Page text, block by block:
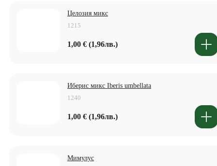
Целозия микс
1215
1,00 € (1,96лв.)
Иберис микс Iberis umbellata
1240
1,00 € (1,96лв.)
Мимулус